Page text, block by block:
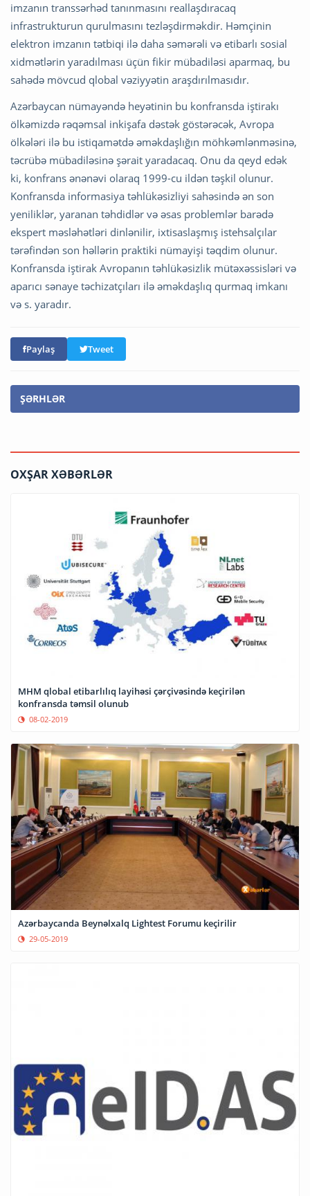
imzanın transsərhəd tanınmasını reallaşdıracaq
infrastrukturun qurulmasını tezləşdirməkdir. Həmçinin
elektron imzanın tətbiqi ilə daha səmərəli və etibarlı sosial
xidmətlərin yaradılması üçün fikir mübadiləsi aparmaq, bu
sahədə mövcud qlobal vəziyyətin araşdırılmasıdır.
Azərbaycan nümayəndə heyətinin bu konfransda iştirakı
ölkəmizdə rəqəmsal inkişafa dəstək göstərəcək, Avropa
ölkələri ilə bu istiqamətdə əməkdaşlığın möhkəmlənməsinə,
təcrübə mübadiləsinə şərait yaradacaq. Onu da qeyd edək
ki, konfrans ənənəvi olaraq 1999-cu ildən təşkil olunur.
Konfransda informasiya təhlükəsizliyi sahəsində ən son
yeniliklər, yaranan təhdidlər və əsas problemlər barədə
ekspert məsləhətləri dinlənilir, ixtisaslaşmış istehsalçılar
tərəfindən son həllərin praktiki nümayişi təqdim olunur.
Konfransda iştirak Avropanın təhlükəsizlik mütəxəssisləri və
aparıcı sənaye təchizatçıları ilə əməkdaşlıq qurmaq imkanı
və s. yaradır.
Paylaş Tweet
ŞƏRHLƏR
OXŞAR XƏBƏRLƏR
MHM qlobal etibarlılıq layihəsi çərçivəsində keçirilən
konfransda təmsil olunub
08-02-2019
Azərbaycanda Beynəlxalq Lightest Forumu keçirilir
29-05-2019